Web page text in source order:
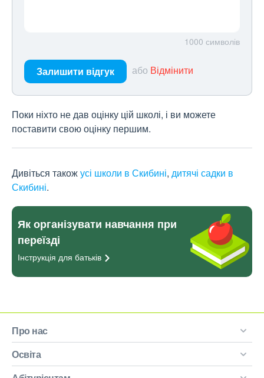
1000 символів
Залишити відгук або Відмінити
Поки ніхто не дав оцінку цій школі, і ви можете
поставити свою оцінку першим.
Дивіться такожусі школи в Скибині, дитячі садки в
Скибині.
Як організувати навчання при
переїзді
Інструкція для батьків
Про нас
Освіта